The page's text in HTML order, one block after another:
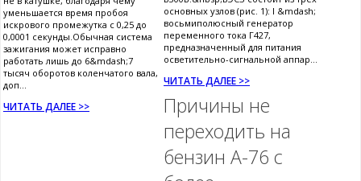
уменьшается время пробоя
искрового промежутка с 0,25 до
0,0001 секунды.Обычная система
зажигания может исправно
работать лишь до 6&mdash;7
тысяч оборотов коленчатого вала,
доп...
ЧИТАТЬ ДАЛЕЕ >>
основных узлов (рис. 1): I &mdash;
восьмиполюсный генератор
переменного тока Г427,
предназначенный для питания
осветительно-сигнальной аппар...
ЧИТАТЬ ДАЛЕЕ >>
Причины не
переходить на
бензин А-76 с